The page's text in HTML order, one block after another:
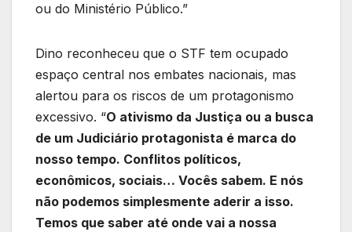
ou do Ministério Público.”
Dino reconheceu que o STF tem ocupado
espaço central nos embates nacionais, mas
alertou para os riscos de um protagonismo
excessivo. “O ativismo da Justiça ou a busca
de um Judiciário protagonista é marca do
nosso tempo. Conflitos políticos,
econômicos, sociais… Vocês sabem. E nós
não podemos simplesmente aderir a isso.
Temos que saber até onde vai a nossa